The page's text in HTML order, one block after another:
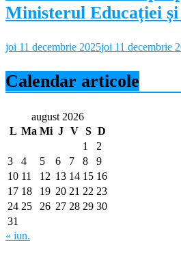
Ministerul Educației
joi 11 decembrie 2025joi 11 decembrie
Calendar articole
august 2026
L Ma Mi J V S D
1
2
3
4 5 6 7 8
9
10 11 12 13 14 15 16
17 18 19 20 21 22 23
24 25 26 27 28 29 30
31
« iun.